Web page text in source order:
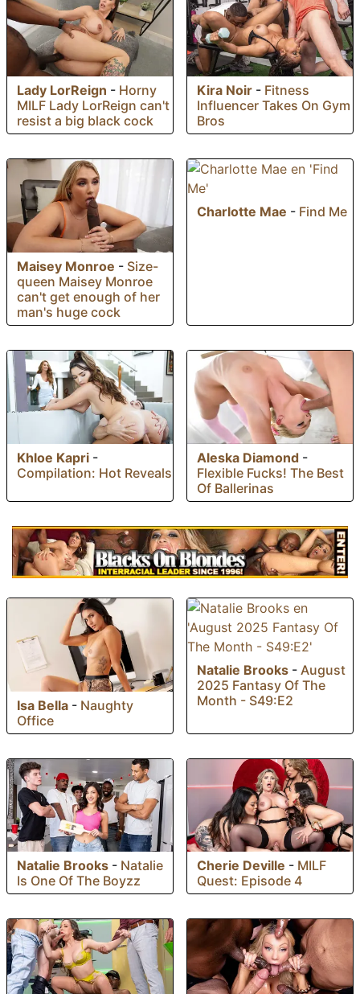
Lady LorReign - Horny
MILF Lady LorReign can't
resist a big black cock
Kira Noir - Fitness
Influencer Takes On Gym
Bros
Maisey Monroe - Size-
queen Maisey Monroe
can't get enough of her
man's huge cock
Charlotte Mae - Find Me
Khloe Kapri -
Compilation: Hot Reveals
Aleska Diamond -
Flexible Fucks! The Best
Of Ballerinas
Isa Bella - Naughty
Office
Natalie Brooks - August
2025 Fantasy Of The
Month - S49:E2
Natalie Brooks - Natalie
Is One Of The Boyzz
Cherie Deville - MILF
Quest: Episode 4